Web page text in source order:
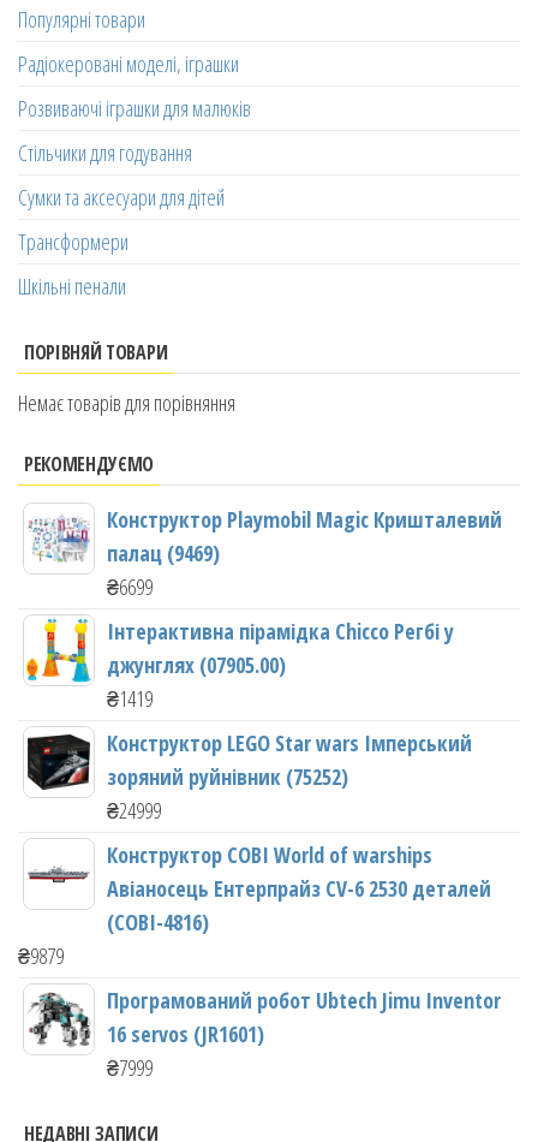
Популярні товари
Радіокеровані моделі, іграшки
Розвиваючі іграшки для малюків
Стільчики для годування
Сумки та аксесуари для дітей
Трансформери
Шкільні пенали
ПОРІВНЯЙ ТОВАРИ
Немає товарів для порівняння
РЕКОМЕНДУЄМО
Конструктор Playmobil Magic Кришталевий
палац (9469)
₴6699
Інтерактивна пірамідка Chicco Регбі у
джунглях (07905.00)
₴1419
Конструктор LEGO Star wars Імперський
зоряний руйнівник (75252)
₴24999
Конструктор COBI World of warships
Авіаносець Ентерпрайз CV-6 2530 деталей
(COBI-4816)
₴9879
Програмований робот Ubtech Jimu Inventor
16 servos (JR1601)
₴7999
НЕДАВНІ ЗАПИСИ